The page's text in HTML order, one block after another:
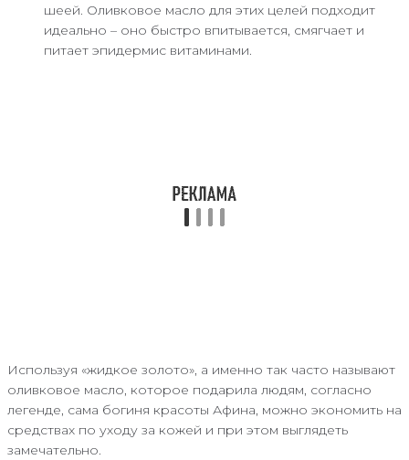
шеей. Оливковое масло для этих целей подходит
идеально – оно быстро впитывается, смягчает и
питает эпидермис витаминами.
Используя «жидкое золото», а именно так часто называют
оливковое масло, которое подарила людям, согласно
легенде, сама богиня красоты Афина, можно экономить на
средствах по уходу за кожей и при этом выглядеть
замечательно.